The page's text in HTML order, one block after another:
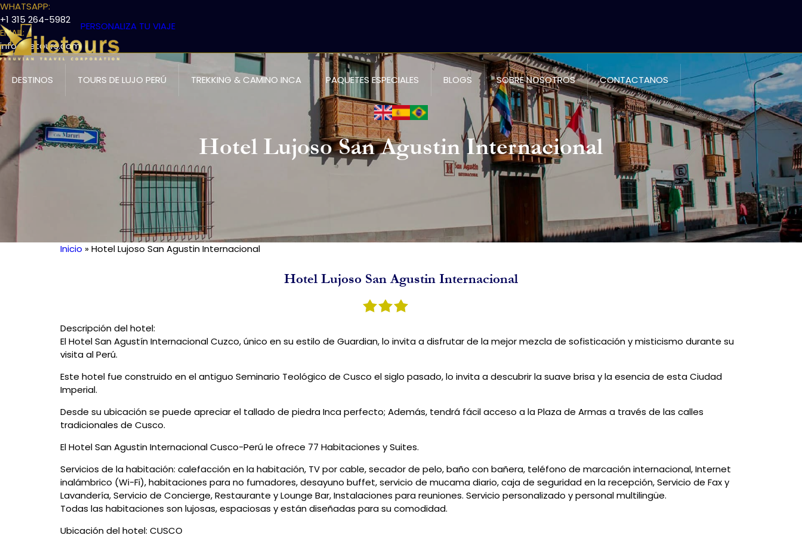
WHATSAPP:
+1 315 264-5982
EMAIL:
info@iletours.com
PERSONALIZA TU VIAJE
DESTINOS TOURS DE LUJO PERÚ TREKKING & CAMINO INCA PAQUETES ESPECIALES BLOGS SOBRE NOSOTROS CONTACTANOS
Hotel Lujoso San Agustin Internacional
Inicio Hotel Lujoso San Agustin Internacional
Hotel Lujoso San Agustin Internacional
Descripción del hotel:
El Hotel San Agustín Internacional Cuzco, único en su estilo de Guardian, lo invita a disfrutar de la mejor mezcla de sofisticación y misticismo durante su
visita al Perú.
Este hotel fue construido en el antiguo Seminario Teológico de Cusco el siglo pasado, lo invita a descubrir la suave brisa y la esencia de esta Ciudad
Imperial.
Desde su ubicación se puede apreciar el tallado de piedra Inca perfecto; Además, tendrá fácil acceso a la Plaza de Armas a través de las calles
tradicionales de Cusco.
El Hotel San Agustin Internacional Cusco-Perú le ofrece 77 Habitaciones y Suites.
Servicios de la habitación: calefacción en la habitación, TV por cable, secador de pelo, baño con bañera, teléfono de marcación internacional, Internet
inalámbrico (Wi-Fi), habitaciones para no fumadores, desayuno buffet, servicio de mucama diario, caja de seguridad en la recepción, Servicio de Fax y
Lavandería, Servicio de Concierge, Restaurante y Lounge Bar, Instalaciones para reuniones. Servicio personalizado y personal multilingüe.
Todas las habitaciones son lujosas, espaciosas y están diseñadas para su comodidad.
Ubicación del hotel: CUSCO